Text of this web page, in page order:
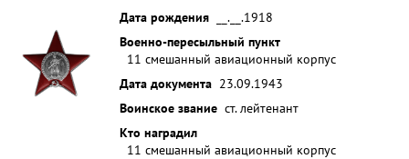
Дата рождения
__.__.1918
Военно-пересыльный пункт
11 смешанный авиационный корпус
Дата документа 23.09.1943
Воинское звание ст. лейтенант
Кто наградил
11 смешанный авиационный корпус